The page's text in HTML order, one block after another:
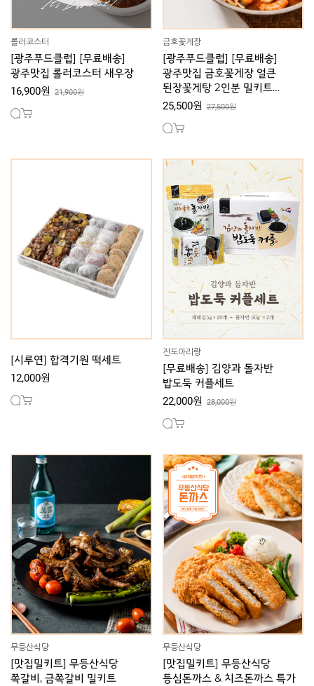
롤러코스터
[광주푸드클럽] [무료배송]
광주맛집 롤러코스터 새우장
16,900원 21,900원
금호꽃게장
[광주푸드클럽] [무료배송]
광주맛집 금호꽃게장 얼큰
된장꽃게탕 2인분 밀키트
간편조리세트
25,500원 27,500원
[시루연] 합격기원 떡세트
12,000원
진도아리랑
[무료배송] 김양과 돌자반
밥도둑 커플세트
22,000원 28,000원
무등산식당
[맛집밀키트] 무등산식당
쪽갈비, 금쪽갈비 밀키트
무등산식당
[맛집밀키트] 무등산식당
등심돈까스 & 치즈돈까스 특가